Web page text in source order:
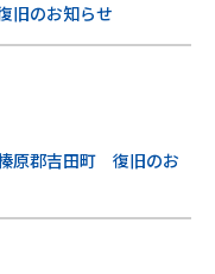
旧のお知らせ
原郡吉田町 復旧のお